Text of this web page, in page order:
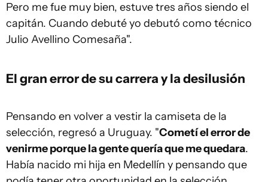
Pero me fue muy bien, estuve tres años siendo el
capitán. Cuando debuté yo debutó como técnico
Julio Avellino Comesaña".
El gran error de su carrera y la desilusión
Pensando en volver a vestir la camiseta de la
selección, regresó a Uruguay. "Cometí el error de
venirme porque la gente quería que me quedara.
Había nacido mi hija en Medellín y pensando que